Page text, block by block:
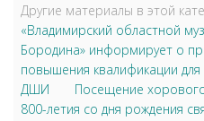
Другие материалы в этой
«Владимирский областной
Бородина» информирует о
повышения квалификации
ДШИ
Посещение
800-летия со дня рождения